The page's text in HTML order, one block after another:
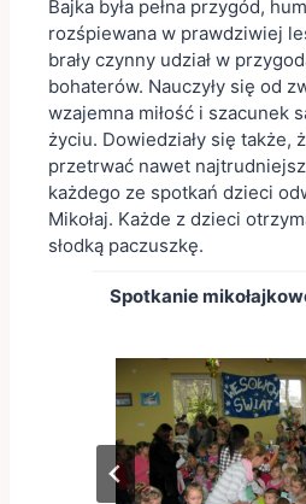
Bajka była pełna przygód,
rozśpiewana w prawdziwiej
brały czynny udział w
bohaterów. Nauczyły się od
wzajemna miłość i szacunek
życiu. Dowiedziały się także,
przetrwać nawet
każdego ze spotkań dzieci
Mikołaj. Każde z dzieci
słodką paczuszkę.
Spotkanie